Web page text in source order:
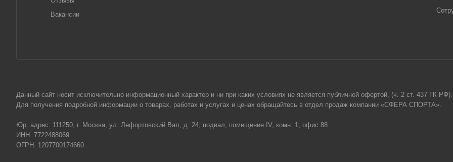
Вакансии
Данный сайт носит исключительно информационный характер и ни при каких условиях не является публичной офертой, (ч. 2 ст. 437 ГК РФ).
Для получения подробной информации о товарах, работах и услугах и ценах обращайтесь в отдел продаж компании «СФЕРА СПОРТА».
Юр. адрес: 111250, г. Москва, ул. Лефортовский Вал, д. 24, подвал, помещение IV, комн. 1, офис 88
ИНН: 7722488069
ОГРН: 1207700174660